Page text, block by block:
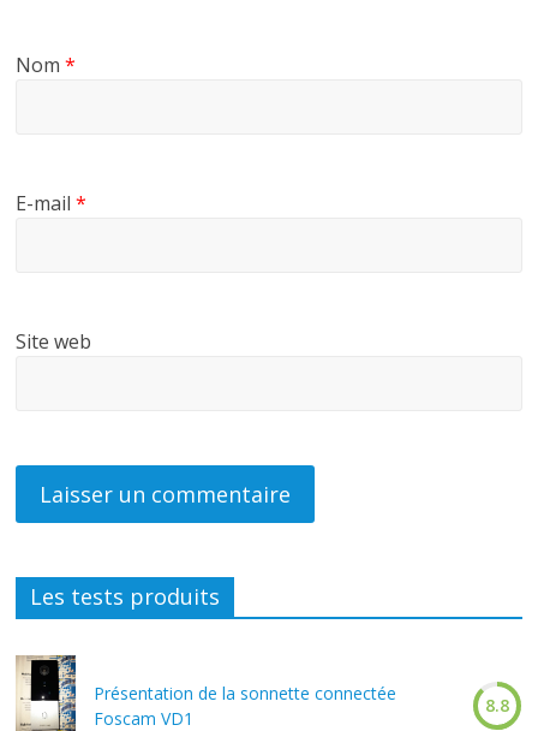
Nom*
E-mail*
Site web
Les tests produits
Présentation de la sonnette connectée
Foscam VD1
8.8